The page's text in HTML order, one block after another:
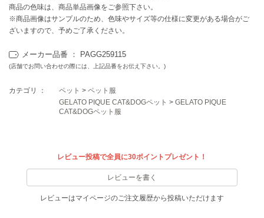
emmi atelier
エミ アトリエ
emmi yoga
エミヨガ
ETRÉ TOKYO
エトレトウキョウ
フィラ
商品の色味は、商品単品画像をご参照下さい。
※商品画像はサンプルのため、色味やサイズ等の仕様に変更がある場合がご
ざいますので、予めご了承ください。
メーカー品番 ： PAGG259115
(店舗でお問い合わせの際には、上記品番をお伝え下さい。)
カテゴリ ： ペット > ペット服
GELATO PIQUE CAT&DOGペット > GELATO PIQUE
CAT&DOGペット服
レビュー投稿で全員に30ポイントプレゼント！
レビューを書く
レビューはマイページのご注文履歴から投稿いただけます